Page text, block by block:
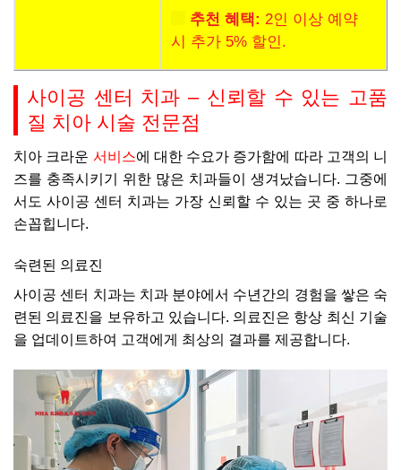
추천 혜택: 2인 이상 예약
시 추가 5% 할인.
사이공 센터 치과 – 신뢰할 수 있는 고품
질 치아 시술 전문점
치아 크라운 서비스에 대한 수요가 증가함에 따라 고객의 니
즈를 충족시키기 위한 많은 치과들이 생겨났습니다. 그중에
서도 사이공 센터 치과는 가장 신뢰할 수 있는 곳 중 하나로
손꼽힙니다.
숙련된 의료진
사이공 센터 치과는 치과 분야에서 수년간의 경험을 쌓은 숙
련된 의료진을 보유하고 있습니다. 의료진은 항상 최신 기술
을 업데이트하여 고객에게 최상의 결과를 제공합니다.